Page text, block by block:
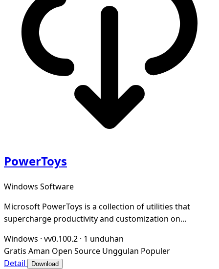
PowerToys
Windows Software
Microsoft PowerToys is a collection of utilities that
supercharge productivity and customization on
Windows · vv0.100.2 · 1 unduhan
Gratis Aman Open Source Unggulan Populer
Detail
Download